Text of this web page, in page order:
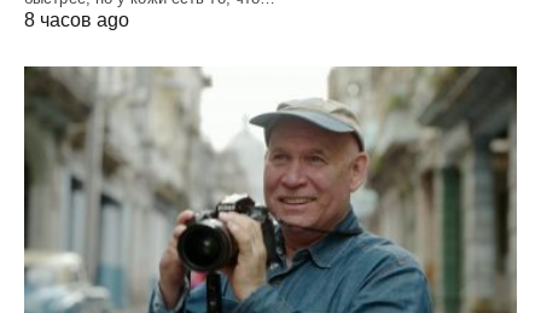
8 часов ago